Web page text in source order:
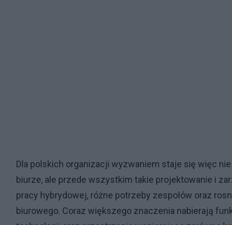
Dla polskich organizacji wyzwaniem staje się więc
biurze, ale przede wszystkim takie projektowanie i
pracy hybrydowej, różne potrzeby zespołów oraz
biurowego. Coraz większego znaczenia nabierają